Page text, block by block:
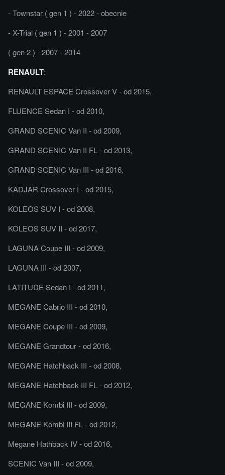
- Townstar ( gen 1 ) - 2022 - obecnie
- X-Trial ( gen 1 ) - 2001 - 2007
( gen 2 ) - 2007 - 2014
RENAULT:
RENAULT ESPACE Crossover V - od 2015,
FLUENCE Sedan I - od 2010,
GRAND SCENIC Van II - od 2009,
GRAND SCENIC Van II FL - od 2013,
GRAND SCENIC Van III - od 2016,
KADJAR Crossover I - od 2015,
KOLEOS SUV I - od 2008,
KOLEOS SUV II - od 2017,
LAGUNA Coupe III - od 2009,
LAGUNA III - od 2007,
LATITUDE Sedan I - od 2011,
MEGANE Cabrio III - od 2010,
MEGANE Coupe III - od 2009,
MEGANE Grandtour - od 2016,
MEGANE Hatchback III - od 2008,
MEGANE Hatchback III FL - od 2012,
MEGANE Kombi III - od 2009,
MEGANE Kombi III FL - od 2012,
Megane Hathback IV - od 2016,
SCENIC Van III - od 2009,